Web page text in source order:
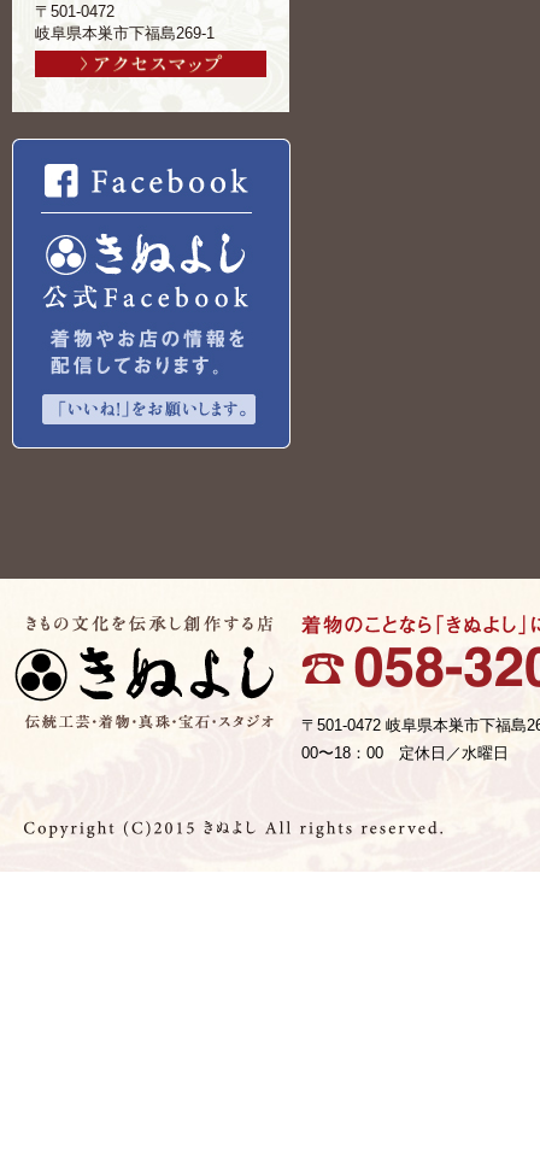
〒501-0472
岐阜県本巣市下福島269-1
〒501-0472 岐阜県本巣市下福島
00〜18：00 定休日／水曜日